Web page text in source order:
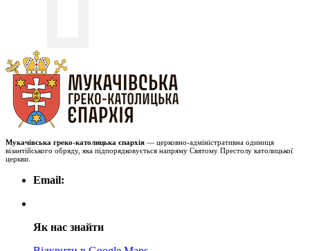
Мукачівська греко-католицька єпархія — церковно-адміністративна одиниця
візантійського обряду, яка підпорядковується напряму Святому Престолу католицької
церкви.
Email:
Як нас знайти